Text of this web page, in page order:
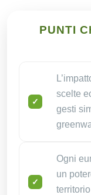
PUNTI
scelte
gesti
Ogni
un